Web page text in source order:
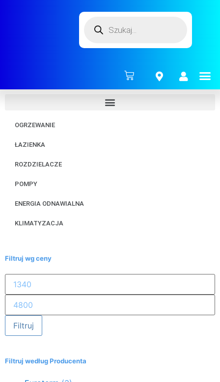
OGRZEWANIE
ŁAZIENKA
ROZDZIELACZE
POMPY
ENERGIA ODNAWIALNA
KLIMATYZACJA
Filtruj wg ceny
Filtruj
Filtruj według Producenta